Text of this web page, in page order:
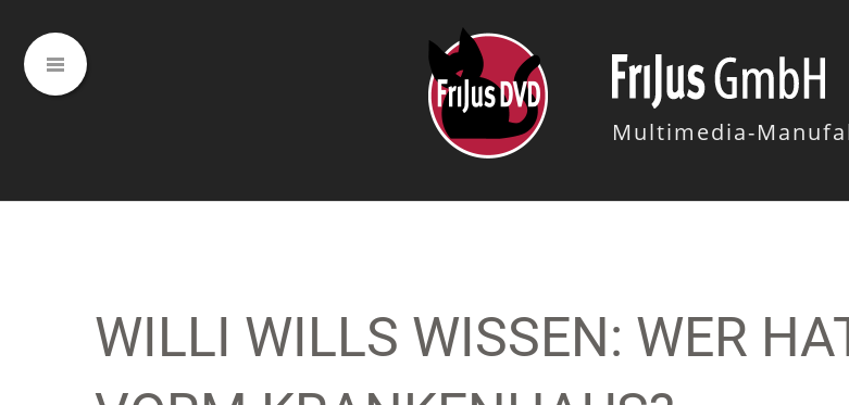
Multimedia-
WILLI WILLS WISSEN: WER